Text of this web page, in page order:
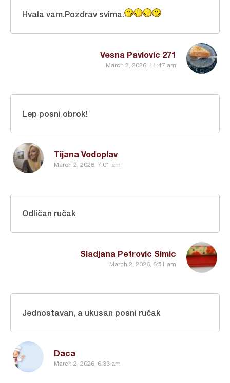
Vesna Pavlovic 271
March 2, 2026, 11:47 am
Hvala vam.Pozdrav svima.
Tijana Vodoplav
March 2, 2026, 7:01 am
Lep posni obrok!
Sladjana Petrovic Simic
March 2, 2026, 6:51 am
Odličan ručak
Daca
March 2, 2026, 6:33 am
Jednostavan, a ukusan posni ručak